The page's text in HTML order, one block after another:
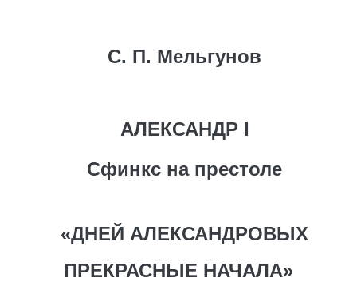
С. П. Мельгунов
АЛЕКСАНДР I
Сфинкс на престоле
«ДНЕЙ АЛЕКСАНДРОВЫХ
ПРЕКРАСНЫЕ НАЧАЛА»